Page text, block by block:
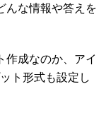
んな情報や答えを
作成なのか、アイ
ト形式も設定し